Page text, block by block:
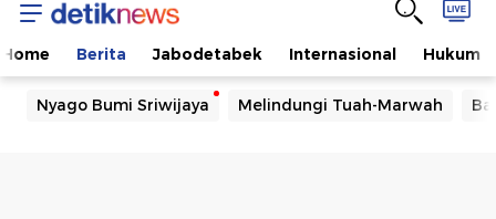
Home Berita Jabodetabek Internasional Hukum
Nyago Bumi Sriwijaya Melindungi Tuah-Marwah